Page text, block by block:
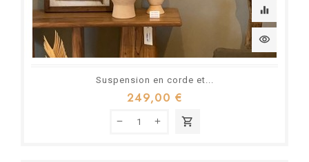
equalizer
visibility
Suspension en corde et...
249,00 €
shopping_cart